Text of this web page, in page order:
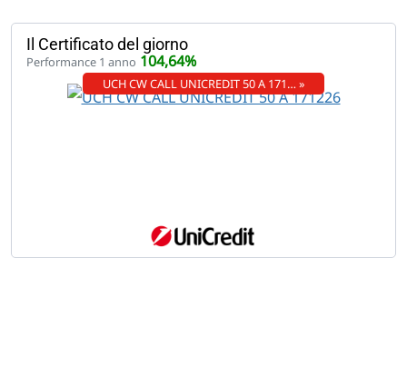
Il Certificato del giorno
Performance 1 anno 104,64%
UCH CW CALL UNICREDIT 50 A 171… »